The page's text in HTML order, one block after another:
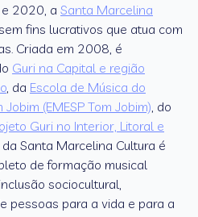
2020, a Santa Marcelina
fins lucrativos que atua com
Criada em 2008, é
Guri na Capital e região
, da Escola de Música do
(EMESP Tom Jobim), do
Guri no Interior, Litoral e
Santa Marcelina Cultura é
de formação musical
sociocultural,
pessoas para a vida e para a